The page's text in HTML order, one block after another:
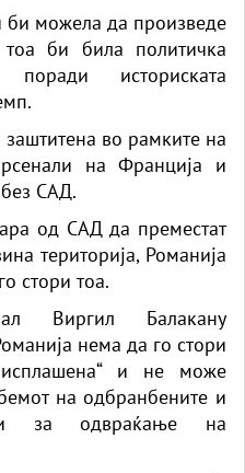
би можела да произведе
би била политичка
поради историската
во рамките на
на Франција и
САД.
од САД да преместат
територија, Романија
стори тоа.
Виргил Балакану
нема да го стори
и не може
на одбранбените и
за одвраќање на